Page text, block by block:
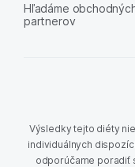
Hľadáme
partnerov
Výsledky tejto diéty
individuálnych
odporúčame poradiť